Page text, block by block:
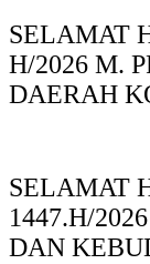
SELAMAT
H/2026 M.
DAERAH
SELAMAT
1447.H/
DAN